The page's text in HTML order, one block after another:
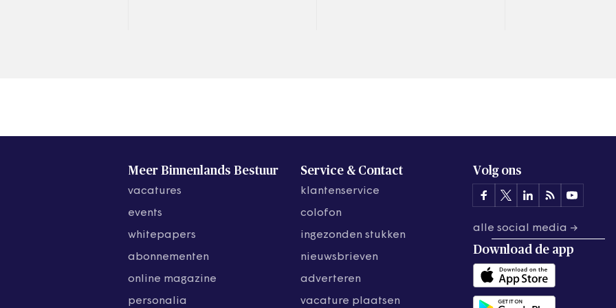
Meer Binnenlands Bestuur
vacatures
events
whitepapers
abonnementen
online magazine
personalia
Service & Contact
klantenservice
colofon
ingezonden stukken
nieuwsbrieven
adverteren
vacature plaatsen
Volg ons
alle social media →
Download de app